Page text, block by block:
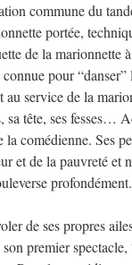
commune du
portée,
de la marionnette
pour
service de la
sa tête, ses fesses…
comédienne. Ses
et de la pauvreté et
profondément.
de ses propres
premier spectacle,